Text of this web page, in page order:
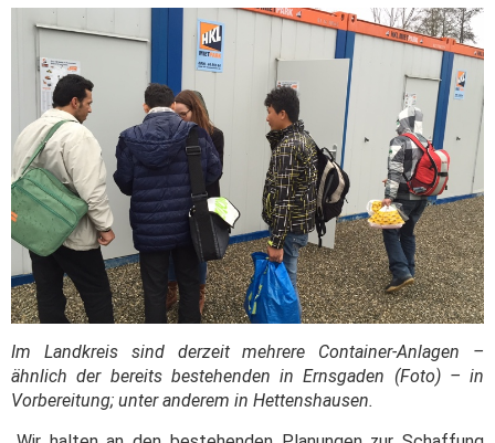
Im Landkreis sind derzeit mehrere Container-Anlagen –
ähnlich der bereits bestehenden in Ernsgaden (Foto) – in
Vorbereitung; unter anderem in Hettenshausen.